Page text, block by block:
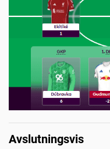
Avslutningsvis